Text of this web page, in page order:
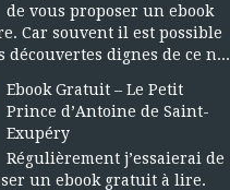
de vous proposer un ebook
Car souvent il est possible
découvertes dignes de ce n...
Ebook Gratuit – Le Petit
Prince d’Antoine de Saint-
Exupéry
Régulièrement j’essaierai de
un ebook gratuit à lire.